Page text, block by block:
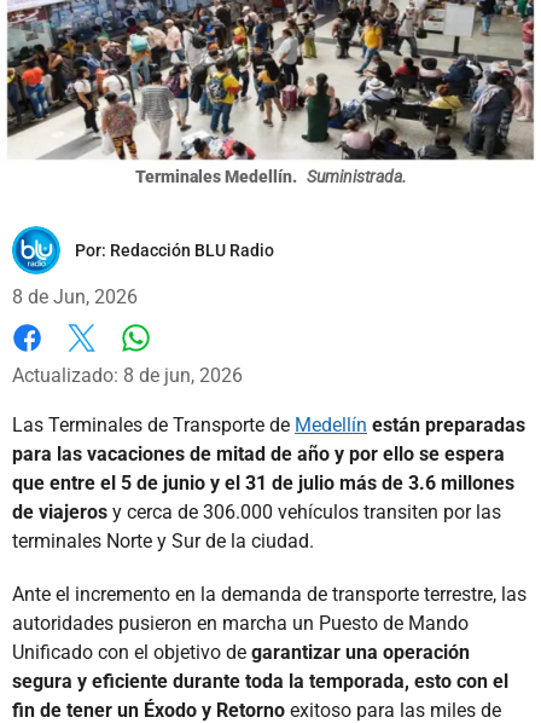
Terminales Medellín. Suministrada.
Por: Redacción BLU Radio
8 de Jun, 2026
Facebook
X
Actualizado: 8 de jun, 2026
Las Terminales de Transporte de Medellín están preparadas
para las vacaciones de mitad de año y por ello se espera
que entre el 5 de junio y el 31 de julio más de 3.6 millones
de viajeros y cerca de 306.000 vehículos transiten por las
terminales Norte y Sur de la ciudad.
Ante el incremento en la demanda de transporte terrestre, las
autoridades pusieron en marcha un Puesto de Mando
Unificado con el objetivo de garantizar una operación
segura y eficiente durante toda la temporada, esto con el
fin de tener un Éxodo y Retorno exitoso para las miles de